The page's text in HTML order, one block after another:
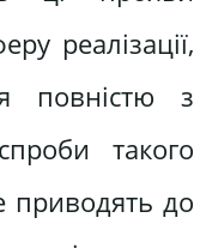
реалізації,
повністю з
такого
приводять до